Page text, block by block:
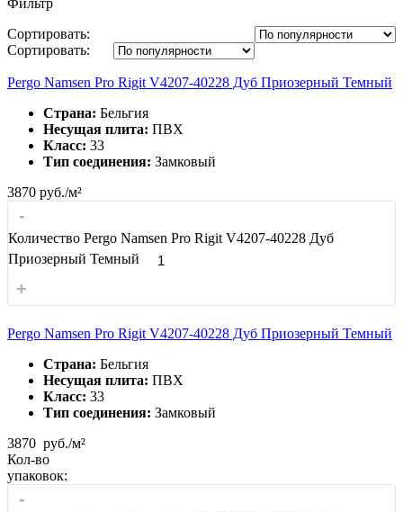
Сортировать:
Сортировать:
Pergo Namsen Pro Rigit V4207-40228 Дуб Приозерный Темный
Страна: Бельгия
Несущая плита: ПВХ
Класс: 33
Тип соединения: Замковый
3870 руб./м²
-
Количество Pergo Namsen Pro Rigit V4207-40228 Дуб
Приозерный Темный
+
Pergo Namsen Pro Rigit V4207-40228 Дуб Приозерный Темный
Страна: Бельгия
Несущая плита: ПВХ
Класс: 33
Тип соединения: Замковый
3870 руб./м²
Кол-во
упаковок:
-